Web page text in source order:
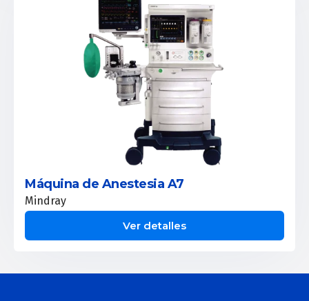
Máquina de Anestesia A7
Mindray
Ver detalles